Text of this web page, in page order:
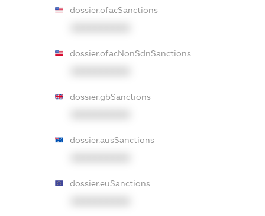
dossier.ofacSanctions
dossier.ofacNonSdnSanctions
dossier.gbSanctions
dossier.ausSanctions
dossier.euSanctions